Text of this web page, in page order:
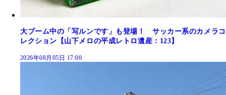
大ブーム中の「写ルンです」も登場！ サッカー系のカメラコ
レクション【山下メロの平成レトロ遺産：123】
2026年08月05日 17:00